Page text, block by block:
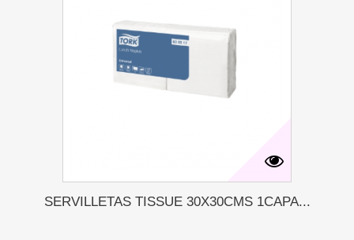
SERVILLETAS TISSUE 30X30CMS 1CAPA...